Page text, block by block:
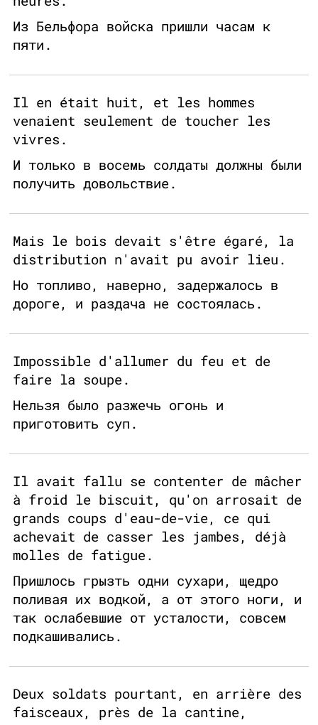
Из Бельфора войска пришли часам к
пяти.
Il en était huit, et les hommes
venaient seulement de toucher les
vivres.
И только в восемь солдаты должны были
получить довольствие.
Mais le bois devait s'être égaré, la
distribution n'avait pu avoir lieu.
Но топливо, наверно, задержалось в
дороге, и раздача не состоялась.
Impossible d'allumer du feu et de
faire la soupe.
Нельзя было разжечь огонь и
приготовить суп.
Il avait fallu se contenter de mâcher
à froid le biscuit, qu'on arrosait de
grands coups d'eau-de-vie, ce qui
achevait de casser les jambes, déjà
molles de fatigue.
Пришлось грызть одни сухари, щедро
поливая их водкой, а от этого ноги, и
так ослабевшие от усталости, совсем
подкашивались.
Deux soldats pourtant, en arrière des
faisceaux, près de la cantine,